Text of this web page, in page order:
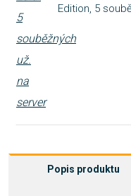
Edition, 5
Popis produktu